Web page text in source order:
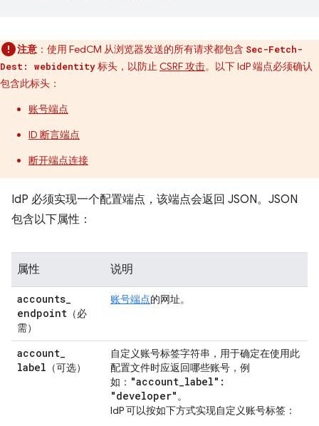
注意 ：使用 FedCM 从浏览器发送的所有请求都包含 Sec-Fetch-
Dest: webidentity标头，以防止 CSRF 攻击。以下 IdP 端点必须确认
包含此标头：
账号端点
ID 断言端点
断开端点连接
IdP 必须实现一个配置端点，该端点会返回 JSON。JSON
包含以下属性：
属性 说明
accounts_
endpoint （必
需）
账号端点的网址。
account_
label （可选）
自定义账号标签字符串，用于确定在使用此
配置文件时应返回哪些账号，例
如： "account_label":
"developer"。
IdP 可以按如下方式实现自定义账号标签：